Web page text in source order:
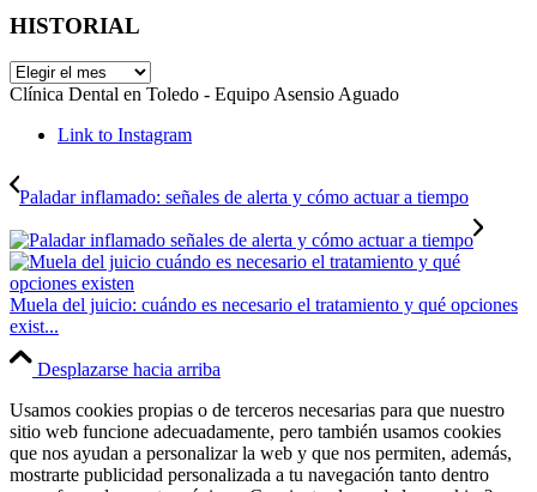
HISTORIAL
HISTORIAL
Clínica Dental en Toledo - Equipo Asensio Aguado
Link to Instagram
Paladar inflamado: señales de alerta y cómo actuar a tiempo
Muela del juicio: cuándo es necesario el tratamiento y qué opciones
exist...
Desplazarse hacia arriba
Usamos cookies propias o de terceros necesarias para que nuestro
sitio web funcione adecuadamente, pero también usamos cookies
que nos ayudan a personalizar la web y que nos permiten, además,
mostrarte publicidad personalizada a tu navegación tanto dentro